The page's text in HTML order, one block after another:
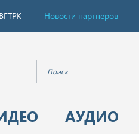
ВГТРК Новости партнёров
АУДИО